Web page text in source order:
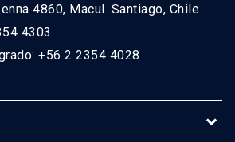
4860, Macul. Santiago, Chile
4303
+56 2 2354 4028